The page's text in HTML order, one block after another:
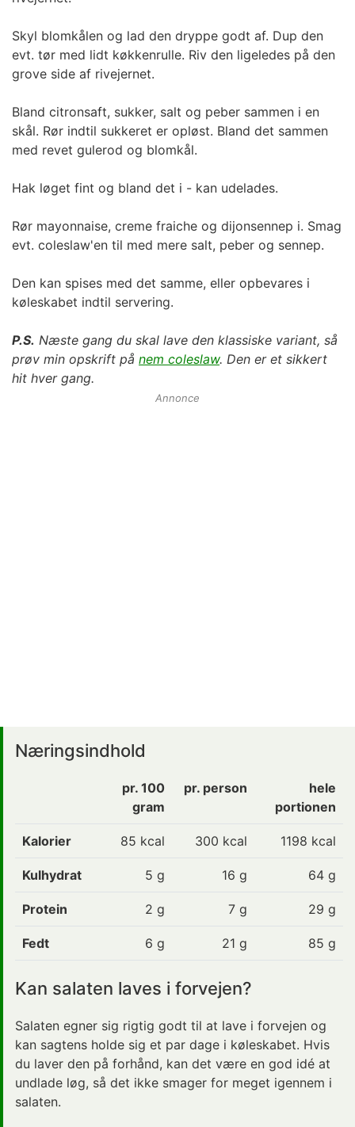
Skyl blomkålen og lad den dryppe godt af. Dup den
evt. tør med lidt køkkenrulle. Riv den ligeledes på den
grove side af rivejernet.
Bland citronsaft, sukker, salt og peber sammen i en
skål. Rør indtil sukkeret er opløst. Bland det sammen
med revet gulerod og blomkål.
Hak løget fint og bland det i - kan udelades.
Rør mayonnaise, creme fraiche og dijonsennep i. Smag
evt. coleslaw'en til med mere salt, peber og sennep.
Den kan spises med det samme, eller opbevares i
køleskabet indtil servering.
P.S. Næste gang du skal lave den klassiske variant, så
prøv min opskrift på nem coleslaw. Den er et sikkert
hit hver gang.
Annonce
Næringsindhold
pr. 100
gram
pr. person
hele
portionen
Kalorier 85 kcal 300 kcal 1198 kcal
Kulhydrat 5 g 16 g 64 g
Protein 2 g 7 g 29 g
Fedt 6 g 21 g 85 g
Kan salaten laves i forvejen?
Salaten egner sig rigtig godt til at lave i forvejen og
kan sagtens holde sig et par dage i køleskabet. Hvis
du laver den på forhånd, kan det være en god idé at
undlade løg, så det ikke smager for meget igennem i
salaten.